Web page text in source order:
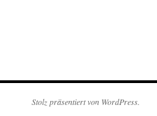
Stolz präsentiert von WordPress.